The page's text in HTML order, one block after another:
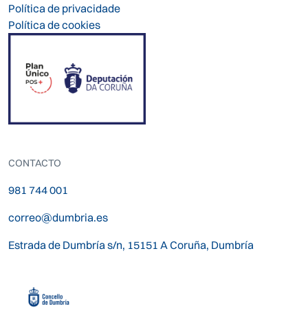
Política de privacidade
Política de cookies
CONTACTO
981 744 001
correo@dumbria.es
Estrada de Dumbría s/n, 15151 A Coruña, Dumbría